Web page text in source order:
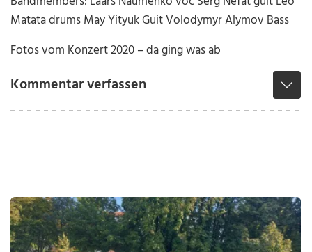
Matata drums May Yityuk Guit Volodymyr Alymov Bass
Fotos vom Konzert 2020 – da ging was ab
Kommentar verfassen